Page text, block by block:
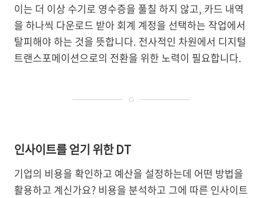
이는 더 이상 수기로 영수증을 풀칠 하지 않고, 카드 내역
을 하나씩 다운로드 받아 회계 계정을 선택하는 작업에서
탈피해야 하는 것을 뜻합니다. 전사적인 차원에서 디지털
트랜스포메이션으로의 전환을 위한 노력이 필요합니다.
인사이트를 얻기 위한 DT
기업의 비용을 확인하고 예산을 설정하는데 어떤 방법을
활용하고 계신가요? 비용을 분석하고 그에 따른 인사이트